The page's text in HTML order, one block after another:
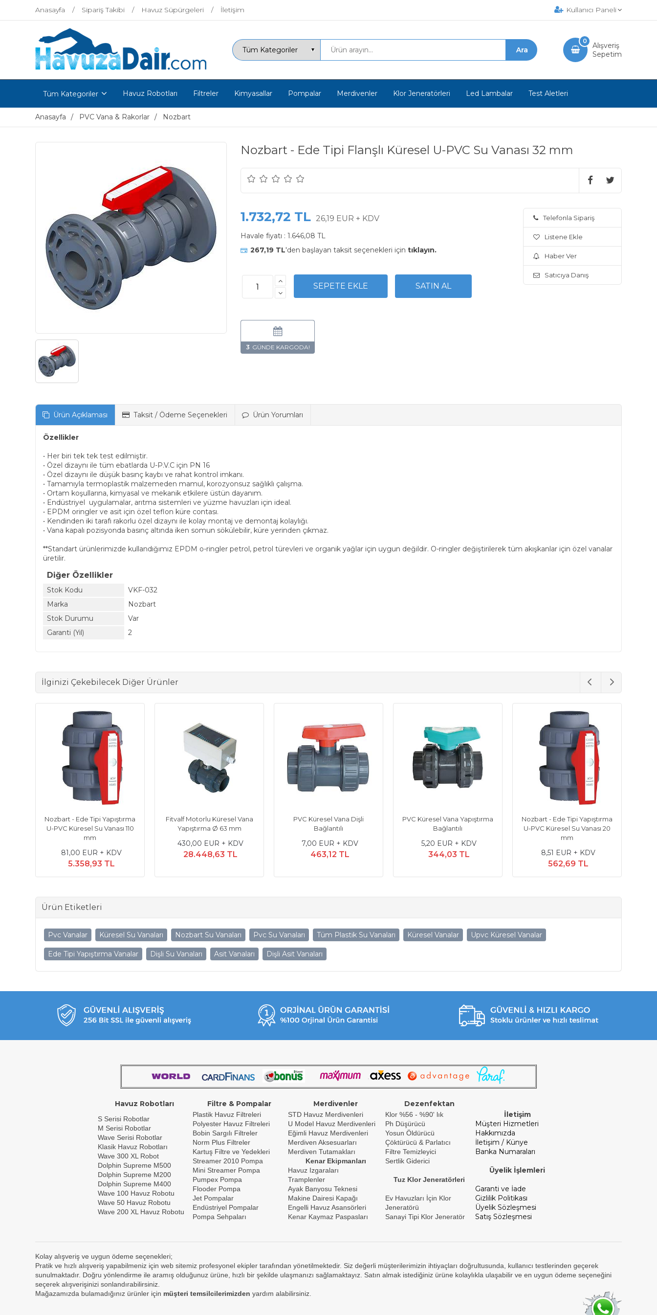
Anasayfa Sipariş Takibi Havuz Süpürgeleri İletişim Kullanıcı Paneli
Alışveriş
Sepetim
0
Tüm Kategoriler Havuz Robotları Filtreler Kimyasallar Pompalar Merdivenler Klor Jeneratörleri Led Lambalar Test Aletleri
Anasayfa PVC Vana & Rakorlar Nozbart
Nozbart - Ede Tipi Flanşlı Küresel U-PVC Su Vanası 32 mm
1.732,72 TL 26,19 EUR + KDV
Havale fiyatı : 1.646,08 TL
267,19 TL'den başlayan taksit seçenekleri için tıklayın.
3
Telefonla Sipariş
Listene Ekle
Haber Ver
Satıcıya Danış
Ürün Açıklaması Taksit / Ödeme Seçenekleri Ürün Yorumları
Özellikler
• Her biri tek tek test edilmiştir.
• Özel dizaynı ile tüm ebatlarda U-P.V.C için PN 16
• Özel dizaynı ile düşük basınç kaybı ve rahat kontrol imkanı.
• Tamamıyla termoplastik malzemeden mamul, korozyonsuz sağlıklı çalışma.
• Ortam koşullarına, kimyasal ve mekanik etkilere üstün dayanım.
• Endüstriyel uygulamalar, arıtma sistemleri ve yüzme havuzları için ideal.
• EPDM oringler ve asit için özel teflon küre contası.
• Kendinden iki tarafı rakorlu özel dizaynı ile kolay montaj ve demontaj kolaylığı.
• Vana kapalı pozisyonda basınç altında iken somun sökülebilir, küre yerinden çıkmaz.
**Standart ürünlerimizde kullandığımız EPDM o-ringler petrol, petrol türevleri ve organik yağlar için uygun değildir. O-ringler değiştirilerek tüm akışkanlar için özel vanalar
üretilir.
Diğer Özellikler
Stok Kodu
VKF-032
Marka
Nozbart
Stok Durumu
Var
Garanti (Yıl)
2
İlginizi Çekebilecek Diğer Ürünler
Plastik - Ede Tipi
U-PVC Küresel Su
Nozbart - Ede Tipi Yapıştırma
U-PVC Küresel Su Vanası 110
81,00 EUR + KDV
Fitvalf Motorlu Küresel Vana
Yapıştırma Ø 63 mm
430,00 EUR + KDV
PVC Küresel Vana Dişli
7,00 EUR + KDV
PVC Küresel Vana Yapıştırma
Nozbart - Ede Tipi
U-PVC Küresel Su
Ürün Etiketleri
Pvc Vanalar Küresel Su Vanaları Nozbart Su Vanaları Pvc Su Vanaları Tüm Plastik Su Vanaları Küresel Vanalar Upvc Küresel Vanalar
Ede Tipi Yapıştırma Vanalar Dişli Su Vanaları Asit Vanaları Dişli Asit Vanaları
Havuz Robotları Filtre & Pompalar Merdivenler Dezenfektan
S Serisi Robotlar
M Serisi Robotlar
Wave Serisi Robotlar
Klasik Havuz Robotları
Wave 300 XL Robot
Dolphin Supreme M500
Dolphin Supreme M200
Dolphin Supreme M400
Wave 100 Havuz Robotu
Wave 50 Havuz Robotu
Wave 200 XL Havuz Robotu
Plastik Havuz Filtreleri
Polyester Havuz Filtreleri
Bobin Sargılı Filtreler
Norm Plus Filtreler
Kartuş Filtre ve Yedekleri
Streamer 2010 Pompa
Mini Streamer Pompa
Pumpex Pompa
Flooder Pompa
Jet Pompalar
Endüstriyel Pompalar
Pompa Sehpaları
STD Havuz Merdivenleri
U Model Havuz Merdivenleri
Eğimli Havuz Merdivenleri
Merdiven Aksesuarları
Merdiven Tutamakları
Kenar Ekipmanları
Havuz Izgaraları
Tramplenler
Ayak Banyosu Teknesi
Makine Dairesi Kapağı
Engelli Havuz Asansörleri
Kenar Kaymaz Paspasları
Klor %56 - %90' lık
Ph Düşürücü
Yosun Öldürücü
Çöktürücü & Parlatıcı
Filtre Temizleyici
Sertlik Giderici
Tuz Klor Jeneratörleri
Ev Havuzları İçin Klor
Jeneratörü
Sanayi Tipi Klor Jeneratör
İletişim
Müşteri Hizmetleri
Hakkımızda
İletişim / Künye
Banka Numaraları
Üyelik İşlemleri
Garanti ve İade
Gizlilik Politikası
Üyelik Sözleşmesi
Satış Sözleşmesi
Kolay alışveriş ve uygun ödeme seçenekleri;
Pratik ve hızlı alışveriş yapabilmeniz için web sitemiz profesyonel ekipler tarafından yönetilmektedir. Siz değerli müşterilerimizin ihtiyaçları doğrultusunda, kullanıcı testlerinden geçerek
sunulmaktadır. Doğru yönlendirme ile aramış olduğunuz ürüne, hızlı bir şekilde ulaşmanızı sağlamaktayız. Satın almak istediğiniz ürüne kolaylıkla ulaşabilir ve en uygun ödeme seçeneğini
seçerek alışverişinizi sonlandırabilirsiniz.
Mağazamızda bulamadığınız ürünler için müşteri temsilcilerimizden yardım alabilirsiniz.